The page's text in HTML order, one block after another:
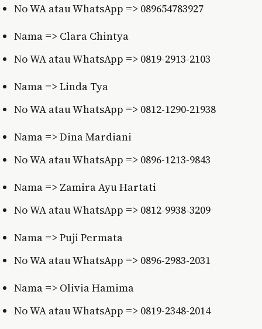
No WA atau WhatsApp => 089654783927
Nama => Clara Chintya
No WA atau WhatsApp => 0819-2913-2103
Nama => Linda Tya
No WA atau WhatsApp => 0812-1290-21938
Nama => Dina Mardiani
No WA atau WhatsApp => 0896-1213-9843
Nama => Zamira Ayu Hartati
No WA atau WhatsApp => 0812-9938-3209
Nama => Puji Permata
No WA atau WhatsApp => 0896-2983-2031
Nama => Olivia Hamima
No WA atau WhatsApp => 0819-2348-2014